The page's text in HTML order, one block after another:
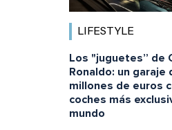
LIFESTYLE
Los "juguetes” de
Ronaldo: un garaje
millones de euros
coches más
mundo